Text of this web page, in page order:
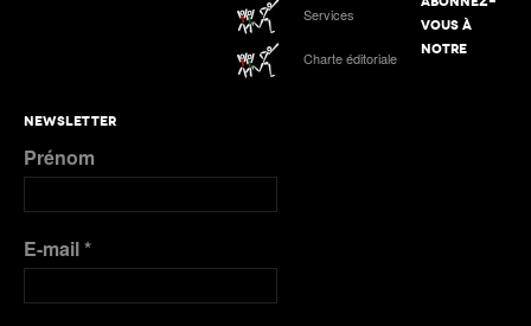
Services
Charte éditoriale
VOUS À
NOTRE
NEWSLETTER
Prénom
E-mail*